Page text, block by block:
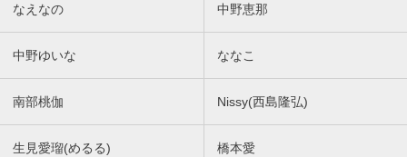
なえなの 中野恵那
中野ゆいな ななこ
南部桃伽 Nissy(西島隆弘)
生見愛瑠(めるる) 橋本愛